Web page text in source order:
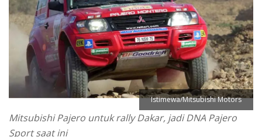
Istimewa/Mitsubishi Motors
Mitsubishi Pajero untuk rally Dakar, jadi DNA Pajero
Sport saat ini